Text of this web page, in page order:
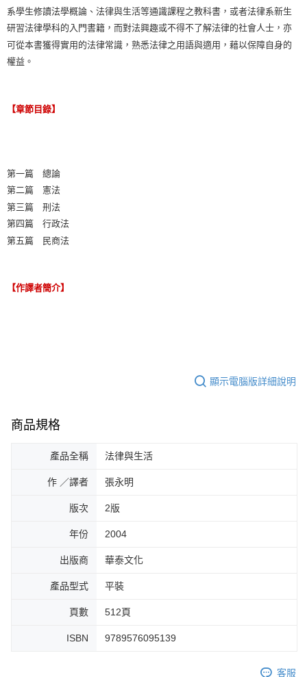
系學生修讀法學概論、法律與生活等通識課程之教科書，或者法律系新生
研習法律學科的入門書籍，而對法興趣或不得不了解法律的社會人士，亦
可從本書獲得實用的法律常識，熟悉法律之用語與適用，藉以保障自身的
權益。
【章節目錄】
第一篇 總論
第二篇 憲法
第三篇 刑法
第四篇 行政法
第五篇 民商法
【作譯者簡介】
顯示電腦版詳細說明
商品規格
產品全稱 法律與生活
作 ／譯者 張永明
版次 2版
年份 2004
出版商 華泰文化
產品型式 平裝
頁數 512頁
ISBN 9789576095139
客服